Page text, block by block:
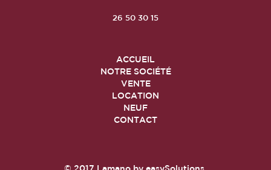
26 50 30 15
ACCUEIL
NOTRE SOCIÉTÉ
VENTE
LOCATION
NEUF
CONTACT